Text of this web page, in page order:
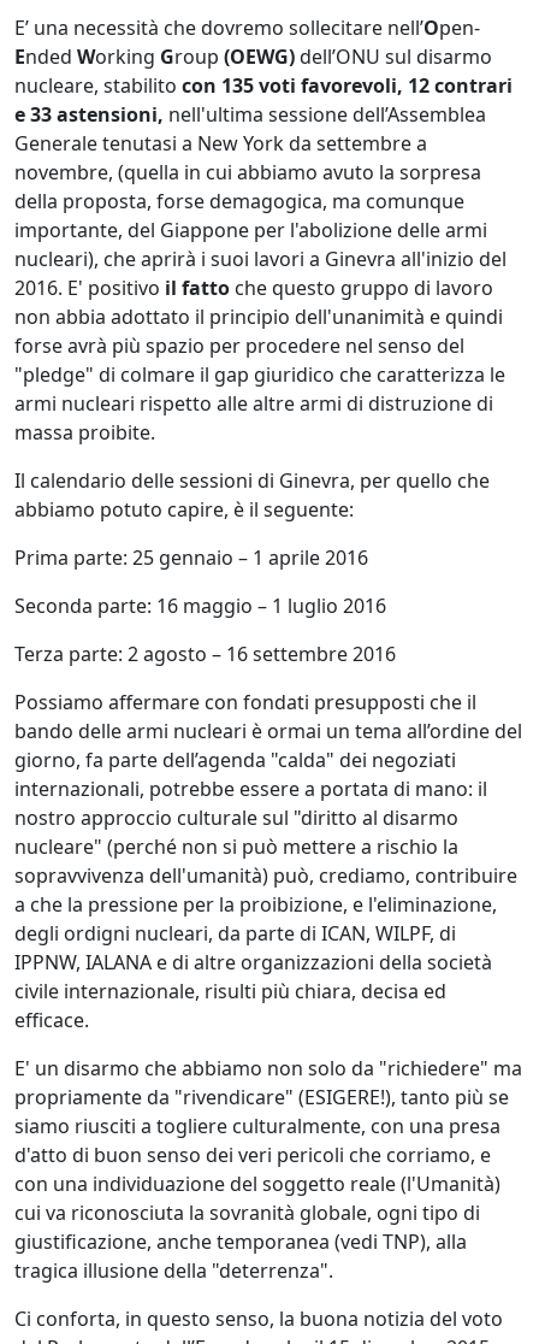
E’ una necessità che dovremo sollecitare nell’Open-
Ended Working Group (OEWG)dell’ONU sul disarmo
nucleare, stabilito con 135 voti favorevoli, 12 contrari
e 33 astensioni, nell'ultima sessione dell’Assemblea
Generale tenutasi a New York da settembre a
novembre, (quella in cui abbiamo avuto la sorpresa
della proposta, forse demagogica, ma comunque
importante, del Giappone per l'abolizione delle armi
nucleari), che aprirà i suoi lavori a Ginevra all'inizio del
2016. E' positivo il fatto che questo gruppo di lavoro
non abbia adottato il principio dell'unanimità e quindi
forse avrà più spazio per procedere nel senso del
"pledge" di colmare il gap giuridico che caratterizza le
armi nucleari rispetto alle altre armi di distruzione di
massa proibite.
Il calendario delle sessioni di Ginevra, per quello che
abbiamo potuto capire, è il seguente:
Prima parte: 25 gennaio – 1 aprile 2016
Seconda parte: 16 maggio – 1 luglio 2016
Terza parte: 2 agosto – 16 settembre 2016
Possiamo affermare con fondati presupposti che il
bando delle armi nucleari è ormai un tema all’ordine del
giorno, fa parte dell’agenda "calda" dei negoziati
internazionali, potrebbe essere a portata di mano: il
nostro approccio culturale sul "diritto al disarmo
nucleare" (perché non si può mettere a rischio la
sopravvivenza dell'umanità) può, crediamo, contribuire
a che la pressione per la proibizione, e l'eliminazione,
degli ordigni nucleari, da parte di ICAN, WILPF, di
IPPNW, IALANA e di altre organizzazioni della società
civile internazionale, risulti più chiara, decisa ed
efficace.
E' un disarmo che abbiamo non solo da "richiedere" ma
propriamente da "rivendicare" (ESIGERE!), tanto più se
siamo riusciti a togliere culturalmente, con una presa
d'atto di buon senso dei veri pericoli che corriamo, e
con una individuazione del soggetto reale (l'Umanità)
cui va riconosciuta la sovranità globale, ogni tipo di
giustificazione, anche temporanea (vedi TNP), alla
tragica illusione della "deterrenza".
Ci conforta, in questo senso, la buona notizia del voto